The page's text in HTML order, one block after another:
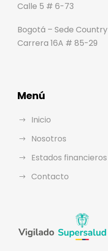
Calle 5 # 6-73
Bogotá – Sede Country
Carrera 16A # 85-29
Menú
Inicio
Nosotros
Estados financieros
Contacto